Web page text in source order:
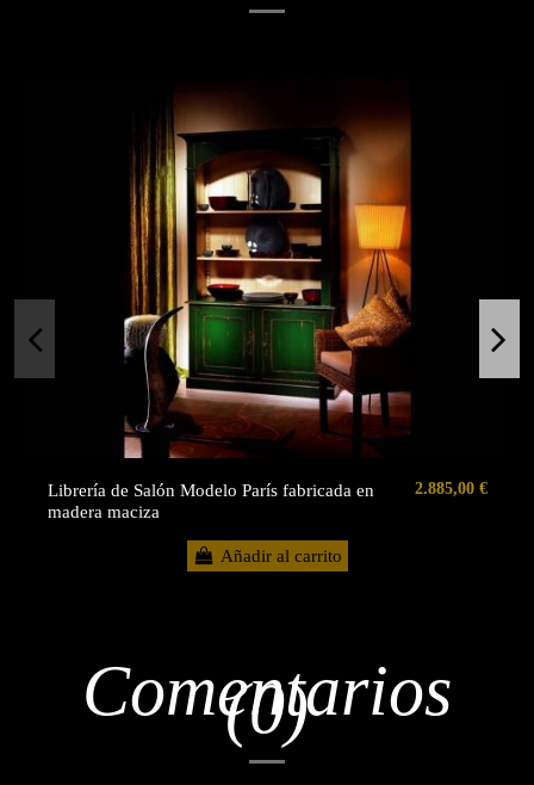
Librería de Salón Modelo París fabricada en
madera maciza
2.885,00 €
Añadir al carrito
Comentarios
(0)